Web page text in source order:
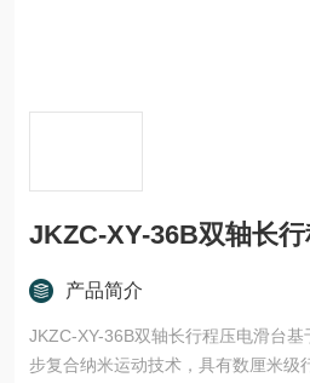
JKZC-XY-36B双轴长
产品简介
JKZC-XY-36B双轴长行程压电滑台
步复合纳米运动技术，具有数厘米级